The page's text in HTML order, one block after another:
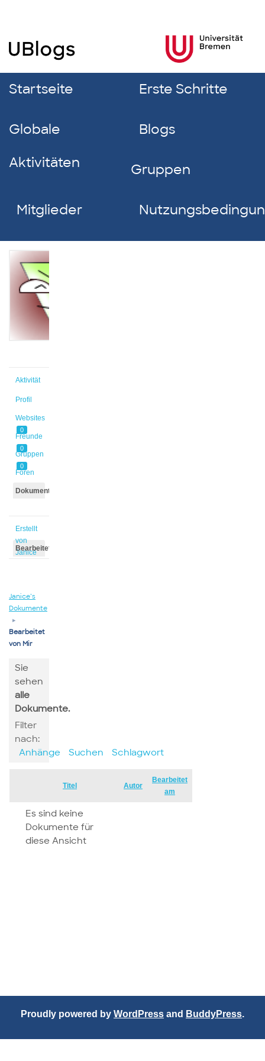
Startseite Erste Schritte
Globale
Aktivitäten
Blogs
Gruppen
Mitglieder
Aktivität
Profil
Websites
0
Freunde
0
Gruppen
0
Foren
Dokumente
Erstellt
von
Janice
Bearbeitet
Janice’s
Dokumente
▸
Bearbeitet
von Mir
Sie
sehen
alle
Dokumente.
Filter
nach:
Anhänge
Suchen Schlagwort
Titel Autor
Bearbeitet
am
Es sind keine
Dokumente für
diese Ansicht
Proudly powered by WordPress and BuddyPress.